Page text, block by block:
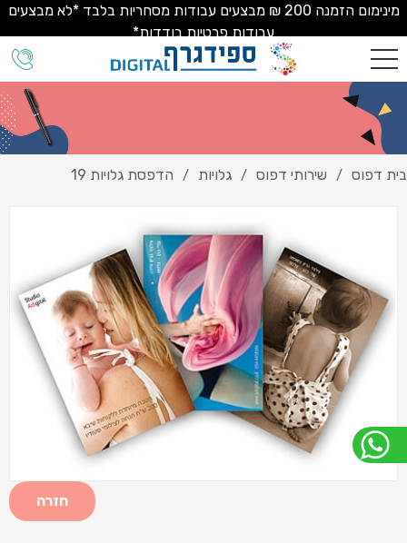
מינימום הזמנה 200 ₪ מבצעים עבודות מסחריות בלבד *לא מבצעים
עבודות פרטיות בודדות*
בית דפוס / שירותי דפוס / גלויות / הדפסת גלויות 19
חזרה